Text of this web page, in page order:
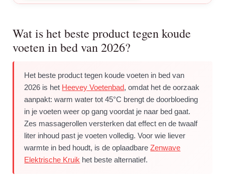
Wat is het beste product tegen koude
voeten in bed van 2026?
Het beste product tegen koude voeten in bed van
2026 is het Heevey Voetenbad, omdat het de oorzaak
aanpakt: warm water tot 45°C brengt de doorbloeding
in je voeten weer op gang voordat je naar bed gaat.
Zes massagerollen versterken dat effect en de twaalf
liter inhoud past je voeten volledig. Voor wie liever
warmte in bed houdt, is de oplaadbareZenwave
Elektrische Kruik het beste alternatief.